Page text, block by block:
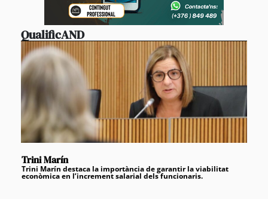
QualificAND
Trini Marín
Trini Marín destaca la importància de garantir la viabilitat
econòmica en l’increment salarial dels funcionaris.